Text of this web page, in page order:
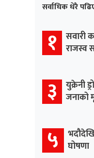
सर्वाधिक धेरै
१
सवारी
राजस्व
३
युक्रेनी
जनाको
५
घोषणा